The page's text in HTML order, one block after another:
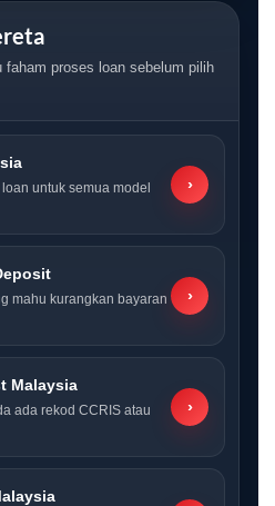
faham proses loan sebelum pilih
untuk semua model
›
mahu kurangkan bayaran
›
Malaysia
ada rekod CCRIS atau
›